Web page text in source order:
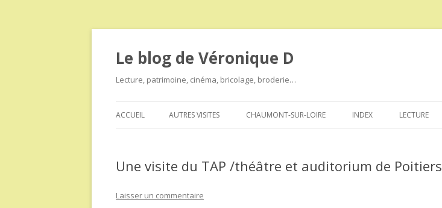
Le blog de Véronique D
Lecture, patrimoine, cinéma, bricolage, broderie…
au
ACCUEIL AUTRES VISITES CHAUMONT-SUR-LOIRE INDEX LECTURE
Une visite du TAP /théâtre et auditorium de Poitiers
Laisser un commentaire